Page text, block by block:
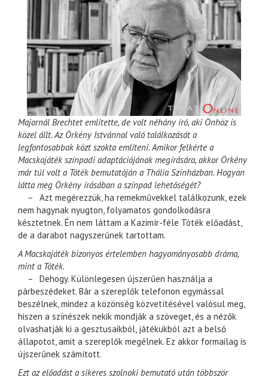
Majornál Brechtet említette, de volt néhány író, aki Önhöz is
közel állt. Az Örkény Istvánnal való találkozását a
legfontosabbak közt szokta említeni. Amikor felkérte a
Macskajáték színpadi adaptációjának megírására, akkor Örkény
már túl volt a Tóték bemutatóján a Thália Színházban. Hogyan
látta meg Örkény írásában a színpad lehetőségét?
– Azt megérezzük, ha remekművekkel találkozunk, ezek
nem hagynak nyugton, folyamatos gondolkodásra
késztetnek. Én nem láttam a Kazimír-féle Tóték előadást,
de a darabot nagyszerűnek tartottam.
A Macskajáték bizonyos értelemben hagyományosabb dráma,
mint a Tóték.
– Dehogy. Különlegesen újszerűen használja a
párbeszédeket. Bár a szereplők telefonon egymással
beszélnek, mindez a közönség közvetítésével valósul meg,
hiszen a színészek nekik mondják a szöveget, és a nézők
olvashatják ki a gesztusaikból, játékukból azt a belső
állapotot, amit a szereplők megélnek. Ez akkor formailag is
újszerűnek számított.
Ezt az előadást a sikeres szolnoki bemutató után többször